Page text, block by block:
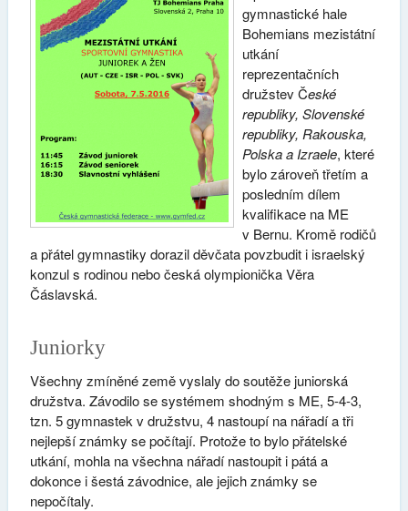
gymnastické hale
Bohemians mezistátní
utkání
reprezentačních
družstev České
republiky, Slovenské
republiky, Rakouska,
Polska a Izraele, které
bylo zároveň třetím a
posledním dílem
kvalifikace na ME
v Bernu. Kromě rodičů
a přátel gymnastiky dorazil děvčata povzbudit i israelský
konzul s rodinou nebo česká olympionička Věra
Čáslavská.
Juniorky
Všechny zmíněné země vyslaly do soutěže juniorská
družstva. Závodilo se systémem shodným s ME, 5-4-3,
tzn. 5 gymnastek v družstvu, 4 nastoupí na nářadí a tři
nejlepší známky se počítají. Protože to bylo přátelské
utkání, mohla na všechna nářadí nastoupit i pátá a
dokonce i šestá závodnice, ale jejich známky se
nepočítaly.